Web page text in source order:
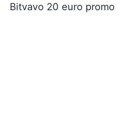
Bitvavo 20 euro promo